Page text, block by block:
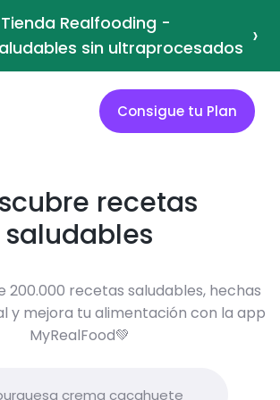
Realfooding -
sin ultraprocesados ›
Consigue tu Plan
recetas
saludables
200.000 recetas saludables, hechas
y mejora tu alimentación con la app
MyRealFood💚